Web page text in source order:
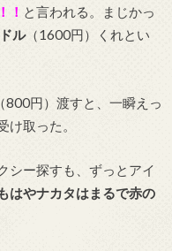
！ と言われる。まじかっ
ル（1600円）くれとい
800円）渡すと、一瞬えっ
取った。
シー探すも、ずっとアイ
はやナカタはまるで赤の